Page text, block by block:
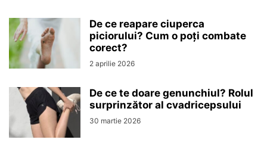
De ce reapare ciuperca
piciorului? Cum o poți combate
corect?
2 aprilie 2026
De ce te doare genunchiul? Rolul
surprinzător al cvadricepsului
30 martie 2026